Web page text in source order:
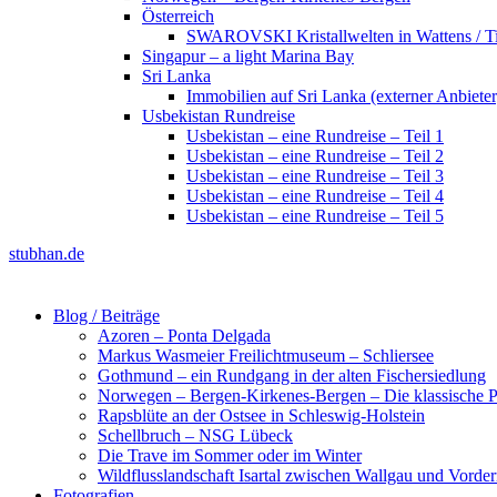
Österreich
SWAROVSKI Kristallwelten in Wattens /
Singapur – a light Marina Bay
Sri Lanka
Immobilien auf Sri Lanka (externer
Usbekistan Rundreise
Usbekistan – eine Rundreise – Teil 1
Usbekistan – eine Rundreise – Teil 2
Usbekistan – eine Rundreise – Teil 3
Usbekistan – eine Rundreise – Teil 4
Usbekistan – eine Rundreise – Teil 5
stubhan.de
Blog / Beiträge
Azoren – Ponta Delgada
Markus Wasmeier Freilichtmuseum – Schliersee
Gothmund – ein Rundgang in der alten Fischersiedlung
Norwegen – Bergen-Kirkenes-Bergen – Die klassische
Rapsblüte an der Ostsee in Schleswig-Holstein
Schellbruch – NSG Lübeck
Die Trave im Sommer oder im Winter
Wildflusslandschaft Isartal zwischen Wallgau und